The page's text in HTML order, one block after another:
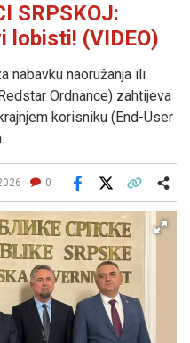
SRPSKOJ:
lobisti! (VIDEO)
nabavku naoružanja ili
Ordnance) zahtijeva
korisniku (End-User
0
Facebook